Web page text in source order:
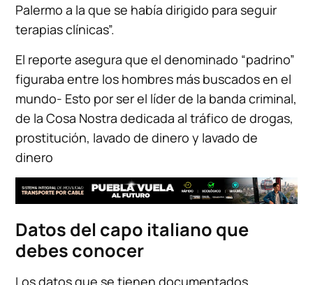
Palermo a la que se había dirigido para seguir
terapias clínicas”.
El reporte asegura que el denominado “padrino”
figuraba entre los hombres más buscados en el
mundo- Esto por ser el líder de la banda criminal,
de la Cosa Nostra dedicada al tráfico de drogas,
prostitución, lavado de dinero y lavado de
dinero
Datos del capo italiano que
debes conocer
Los datos que se tienen documentados